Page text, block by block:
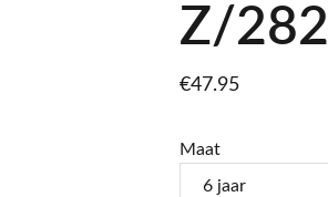
Z/282
€47.95
Maat